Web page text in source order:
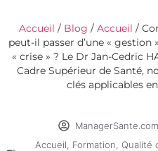
Accueil / Blog / Accueil /
peut-il passer d’une «
« crise » ? Le Dr Jan-Cedric
Cadre Supérieur de Santé,
clés applicables
ManagerSante.com
Accueil
Formation Qualité